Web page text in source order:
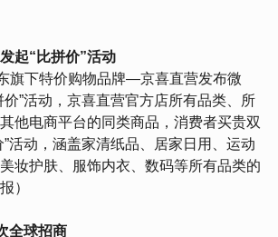
起“比拼价”活动
旗下特价购物品牌—京喜直营发布微
价”活动，京喜直营官方店所有品类、所
他电商平台的同类商品，消费者买贵双
”活动，涵盖家清纸品、居家日用、运动
妆护肤、服饰内衣、数码等所有品类的
）
全球招商